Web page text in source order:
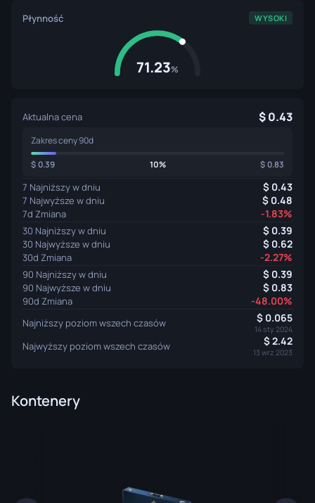
Płynność WYSOKI
71.23%
Aktualna cena 0.43
Zakres ceny 90d
0.39 10% 0.83
7 Najniższy w dniu 0.43
7 Najwyższe w dniu 0.48
7d Zmiana -1.83%
30 Najniższy w dniu 0.39
30 Najwyższe w dniu 0.62
30d Zmiana -2.27%
90 Najniższy w dniu 0.39
90 Najwyższe w dniu 0.83
90d Zmiana -48.00%
Najniższy poziom wszech czasów 0.065
14 sty 2024
Najwyższy poziom wszech czasów 2.42
13 wrz 2023
Kontenery